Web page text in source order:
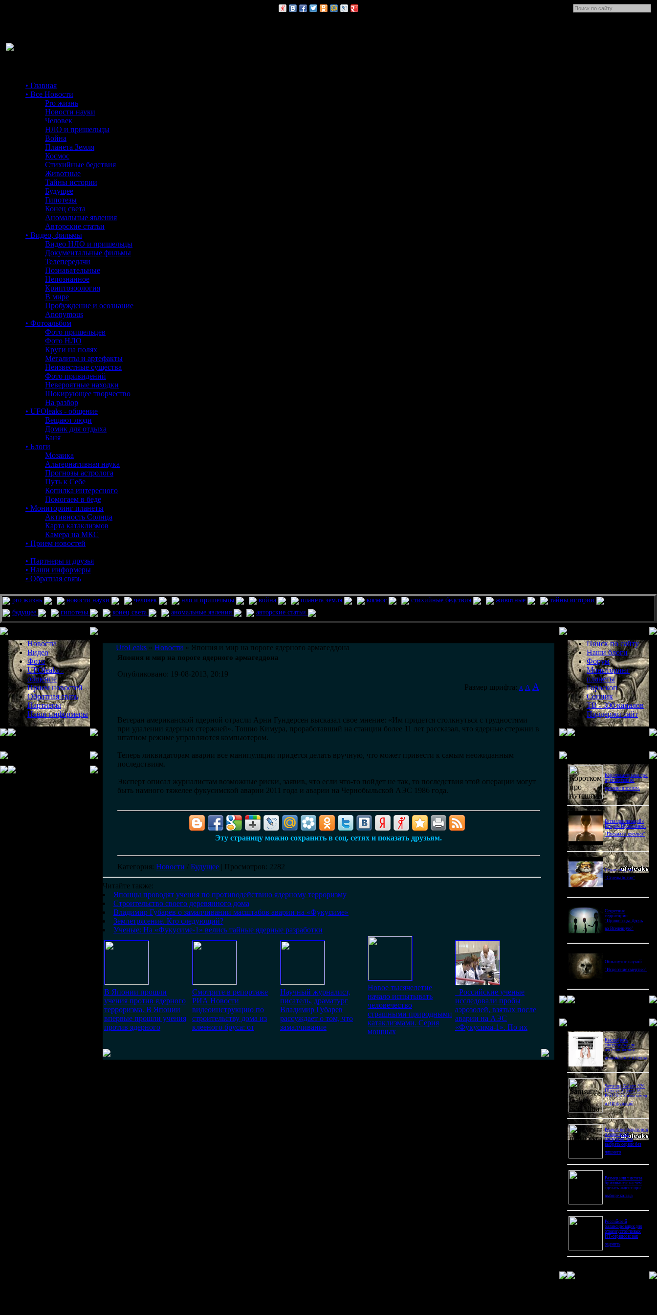
• Главная
• Все Новости
Pro жизнь
Новости науки
Человек
НЛО и пришельцы
Война
Планета Земля
Космос
Стихийные бедствия
Животные
Тайны истории
Будущее
Гипотезы
Конец света
Аномальные явления
Авторские статьи
• Видео, фильмы
Видео НЛО и пришельцы
Документальные фильмы
Телепередачи
Познавательные
Непознанное
Криптозоология
В мире
Пробуждение и осознание
Anonymous
• Фотоальбом
Фото пришельцев
Фото НЛО
Круги на полях
Мегалиты и артефакты
Неизвестные существа
Фото привидений
Невероятные находки
Шокирующее творчество
На разбор
• UFOleaks - общение
Вещают люди
Домик для отдыха
Баня
• Блоги
Мозаика
Альтернативная наука
Прогнозы астролога
Путь к Себе
Копилка интересного
Помогаем в беде
• Мониторинг планеты
Активность Солнца
Карта катаклизмов
Камера на МКС
• Прием новостей
• Партнеры и друзья
• Наши информеры
• Обратная связь
pro жизнь новости науки человек нло и пришельцы война планета земля космос стихийные бедствия животные
тайны истории
будущее
гипотезы конец света аномальные явления авторские статьи
Новости
Видео
Фото
UFOleaks -
общение
Прием новостей
Обратная связь
Партнеры
Наши информеры
UfoLeaks » Новости » Япония и мир на пороге ядерного армагеддона
Япония и мир на пороге ядерного армагеддона
Опубликовано: 19-08-2013, 20:19
Размер шрифта: A A A
Ветеран американской ядерной отрасли Арни Гундерсен высказал свое мнение: «Им придется столкнуться с трудностями
при удалении ядерных стержней». Тошио Кимура, проработавший на станции более 11 лет рассказал, что ядерные стержни в
штатном режиме управляются компьютером.
Теперь ликвидаторам аварии все манипуляции придется делать вручную, что может привести к самым неожиданным
последствиям.
Эксперт описал журналистам возможные риски, заявив, что если что-то пойдет не так, то последствия этой операции могут
быть намного тяжелее фукусимской аварии 2011 года и аварии на Чернобыльской АЭС 1986 года.
Эту страницу можно сохранить в соц. сетях и показать друзьям.
Категория: Новости / Будущее | Просмотров: 2282
Читайте также:
Японцы проводят учения по противодействию ядерному терроризму
Строительство своего деревянного дома
Владимир Губарев о замалчивании масштабов аварии на «Фукусиме»
Землетрясение. Кто следующий?
Ученые: На «Фукусиме-1» велись тайные ядерные разработки
В Японии прошли
учения против ядерного
терроризма. В Японии
впервые прошли учения
против ядерного
Смотрите в репортаже
РИА Новости
видеоинструкцию по
строительству дома из
клееного бруса: от
Научный журналист,
писатель, драматург
Владимир Губарев
рассуждает о том, что
замалчивание
Новое тысячелетие
начало испытывать
человечество
страшными природными
катаклизмами. Серия
мощных
Российские ученые
исследовали пробы
аэрозолей, взятых после
аварии на АЭС
«Фукусима-1». По их
Поиск по сайту
Наши блоги
Форум
Мониторинг
планеты
Гороскоп
Сонник
ТВ - 300 каналов
Поддержи сайт
Короткометражка про
путешествия во
времени и эгоизм.
Битва цивилизаций с
Игорем Прокопенко.
"Письма из космоса"
Странное дело.
"Стрелы богов"
Секретные
территории.
"Пришельцы. Дверь
во Вселенную"
Обманутые наукой.
"Исцеление смертью"
Как выбрать
снотворное для
восстановления
режима после отпуска
Samsung Galaxy S26
Ultra vs Xiaomi 16
Pro Ultra: битва камер
и ИИ-функций
Ремонт перфораторов
и сварочных
аппаратов: как
выбрать сервис без
лишнего
Размер или чистота
бриллианта: на чем
сделать акцент при
выборе кольца
Российский
балансировщик для
отказоустойчивых
ИТ-сервисов: как
оценить